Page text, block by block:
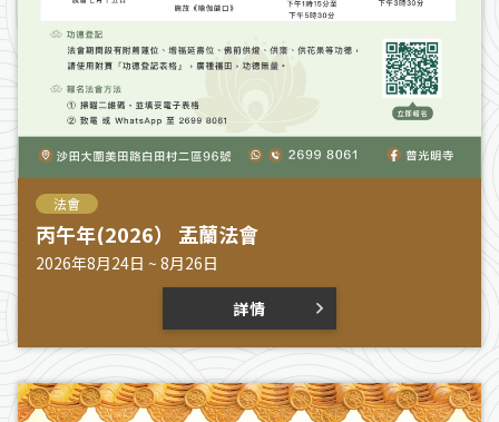
法會
丙午年(2026） 盂蘭法會
2026年8月24日 ~ 8月26日
詳情